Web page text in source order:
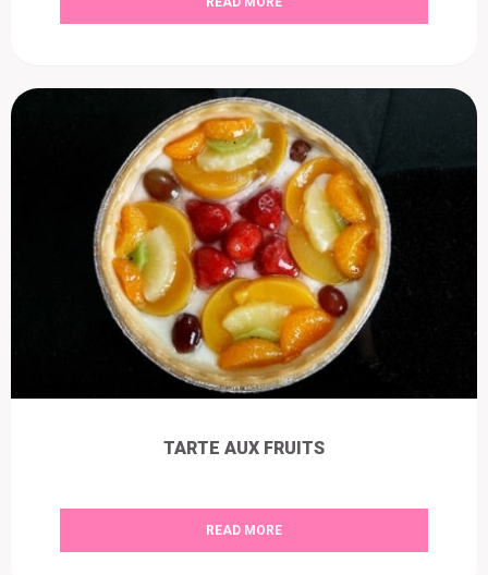
TARTE AUX FRUITS
READ MORE